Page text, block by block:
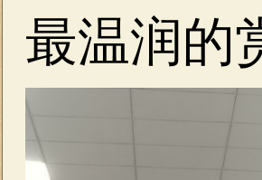
最温润的